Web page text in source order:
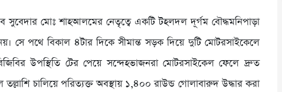
সুবেদার মোঃ শাহআলমের নেতৃত্বে একটি টহলদল দূর্গম বৌদ্ধমনিপাড়া
সে পথে বিকাল ৪টার দিকে সীমান্ত সড়ক দিয়ে দুটি মোটরসাইকেলে
উপস্থিতি টের পেয়ে সন্দেহভাজনরা মোটরসাইকেল ফেলে দ্রুত
তল্লাশি চালিয়ে পরিত্যক্ত অবস্থায় ১,৪০০ রাউন্ড গোলাবারুদ উদ্ধার করা